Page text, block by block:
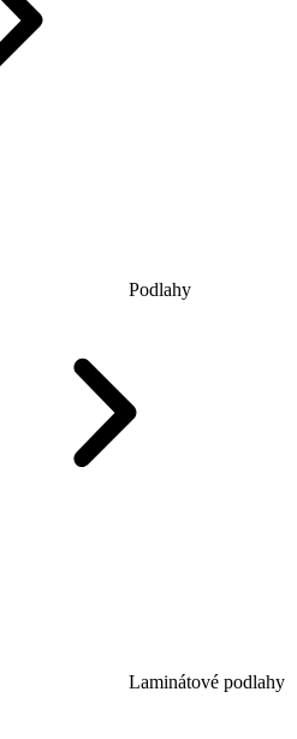
Podlahy
Laminátové podlahy